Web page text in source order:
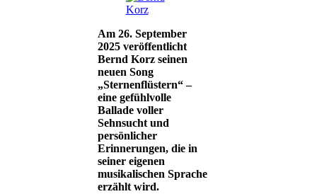
Am 26. September
2025 veröffentlicht
Bernd Korz seinen
neuen Song
„Sternenflüstern“ –
eine gefühlvolle
Ballade voller
Sehnsucht und
persönlicher
Erinnerungen, die in
seiner eigenen
musikalischen Sprache
erzählt wird.